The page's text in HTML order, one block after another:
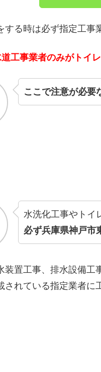
する時は必ず指定工事
工事業者のみがトイ
ここで注意が必要
水洗化工事やトイ
必ず兵庫県神戸市
装置工事、排水設備工
されている指定業者に